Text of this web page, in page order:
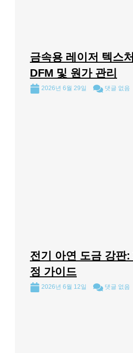
금속용 레이저 텍스
DFM 및 원가 관리
2026년 6월 29일 댓글 없음
전기 아연 도금 강판:
정 가이드
2026년 6월 12일 댓글 없음